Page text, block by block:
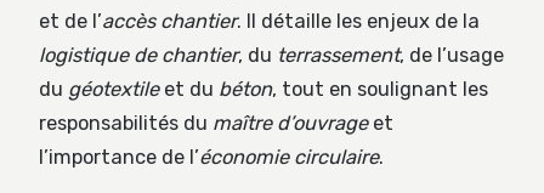
et de l’accès chantier. Il détaille les enjeux de la
logistique de chantier, du terrassement, de l’usage
du géotextileet du béton, tout en soulignant les
responsabilités du maître d’ouvrageet
l’importance de l’économie circulaire.